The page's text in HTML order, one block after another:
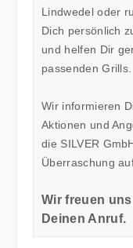
Lindwedel oder
Dich persönlich
und helfen Dir
passenden Grills.
Wir informieren
Aktionen und
die SILVER
Überraschung
Wir freuen
Deinen Anruf.